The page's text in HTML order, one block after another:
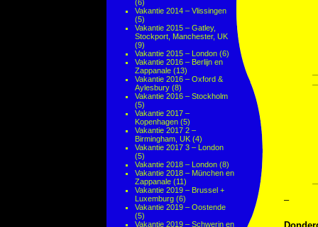
(6)
Vakantie 2014 – Vlissingen
(5)
Vakantie 2015 – Gatley,
Stockport, Manchester, UK
(9)
Vakantie 2015 – London (6)
Vakantie 2016 – Berlijn en
Zappanale (13)
Vakantie 2016 – Oxford &
Aylesbury (8)
Vakantie 2016 – Stockholm
(5)
Vakantie 2017 –
Kopenhagen (5)
Vakantie 2017 2 –
Birmingham, UK (4)
Vakantie 2017 3 – London
(5)
Vakantie 2018 – London (8)
Vakantie 2018 – München en
Zappanale (11)
Vakantie 2019 – Brussel +
Luxemburg (6)
Vakantie 2019 – Oostende
(5)
Vakantie 2019 – Schwerin en
–